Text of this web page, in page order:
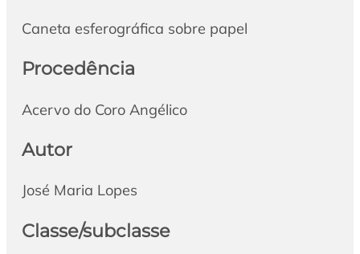
Caneta esferográfica sobre papel
Procedência
Acervo do Coro Angélico
Autor
José Maria Lopes
Classe/subclasse